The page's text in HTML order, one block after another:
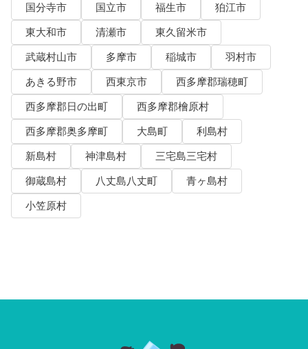
国分寺市
国立市 福生市
狛江市
東大和市
清瀬市
東久留米市
武蔵村山市
多摩市 稲城市
羽村市
あきる野市
西東京市
西多摩郡瑞穂町
西多摩郡日の出町
西多摩郡檜原村
西多摩郡奥多摩町
大島町
利島村
新島村
神津島村
三宅島三宅村
御蔵島村
八丈島八丈町
青ヶ島村
小笠原村